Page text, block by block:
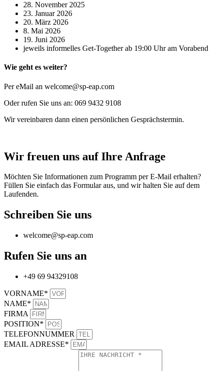
28. November 2025
23. Januar 2026
20. März 2026
8. Mai 2026
19. Juni 2026
jeweils informelles Get-Together ab 19:00 Uhr am Vorabend
Wie geht es weiter?
Per eMail an welcome@sp-eap.com
Oder rufen Sie uns an: 069 9432 9108
Wir vereinbaren dann einen persönlichen Gesprächstermin.
Wir freuen uns auf Ihre Anfrage
Möchten Sie Informationen zum Programm per E-Mail erhalten?
Füllen Sie einfach das Formular aus, und wir halten Sie auf dem
Laufenden.
Schreiben Sie uns
welcome@sp-eap.com
Rufen Sie uns an
+49 69 94329108
VORNAME*
NAME*
FIRMA
POSITION*
TELEFONNUMMER
EMAIL ADRESSE*